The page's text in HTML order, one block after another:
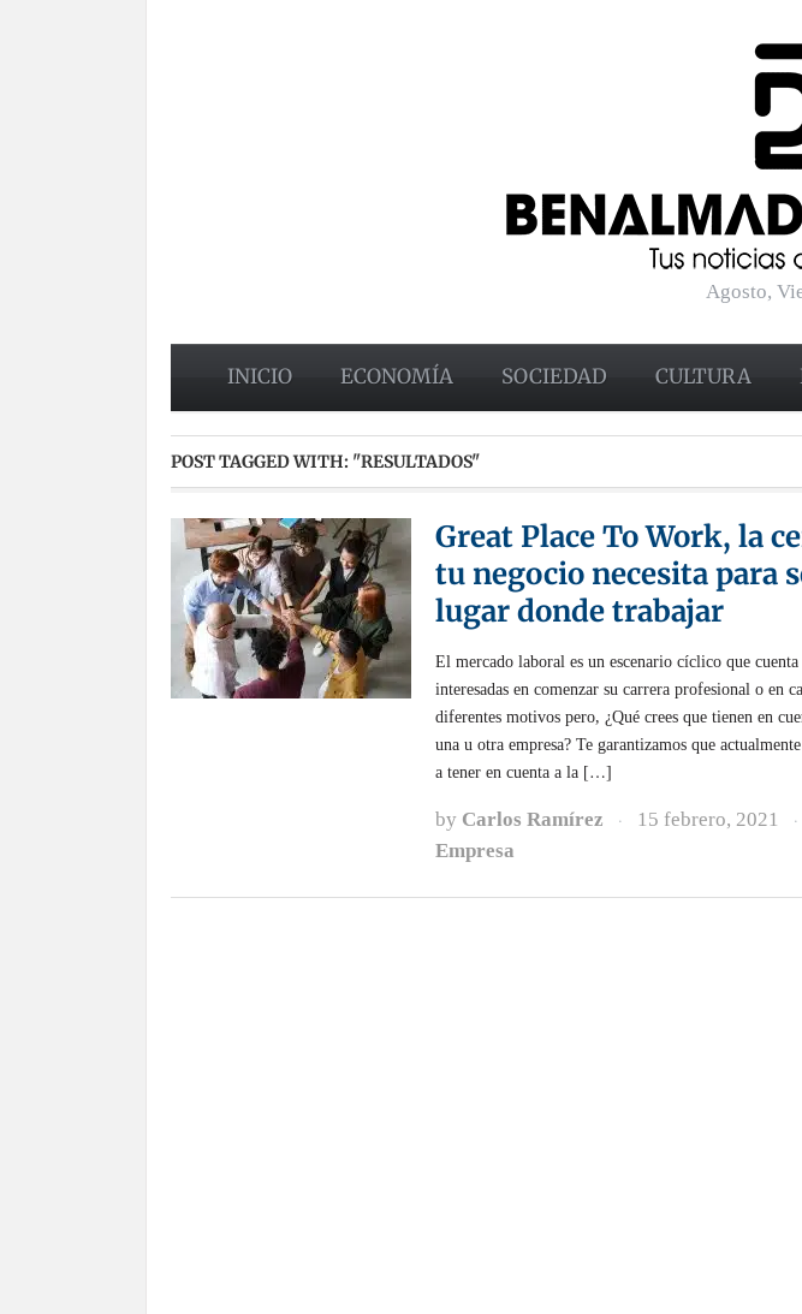
Agosto,
INICIO ECONOMÍA SOCIEDAD CULTURA
POST TAGGED WITH: "RESULTADOS"
Great Place To Work, la
tu negocio necesita para
lugar donde trabajar
El mercado laboral es un escenario cíclico que cuenta
interesadas en comenzar su carrera profesional o en
diferentes motivos pero, ¿Qué crees que tienen en
una u otra empresa? Te garantizamos que
a tener en cuenta a la […]
by Carlos Ramírez · 15 febrero, 2021 ·
Empresa